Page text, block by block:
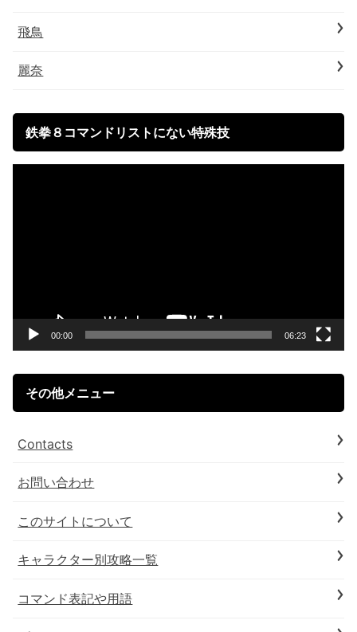
飛鳥
麗奈
鉄拳８コマンドリストにない特殊技
00:00 06:23
その他メニュー
Contacts
お問い合わせ
このサイトについて
キャラクター別攻略一覧
コマンド表記や用語